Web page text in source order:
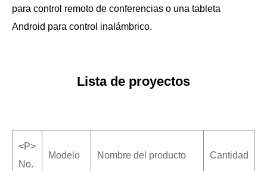
para control remoto de conferencias o una tableta
Android para control inalámbrico.
Lista de proyectos
<P>
No.
Modelo Nombre del producto Cantidad